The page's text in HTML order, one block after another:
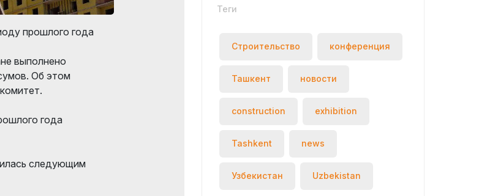
прошлого года
выполнено
Об этом
года
следующим
Теги
Строительство конференция
Ташкент новости
construction exhibition
Tashkent news
Узбекистан Uzbekistan